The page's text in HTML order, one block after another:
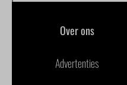
Over ons
Advertenties